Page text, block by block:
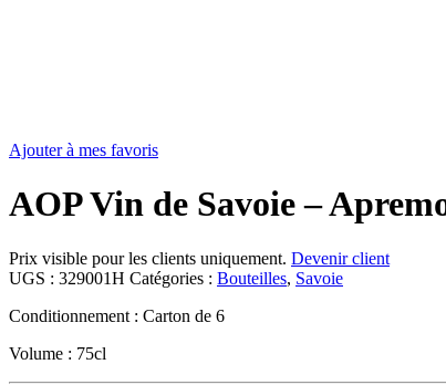
Ajouter à mes favoris
AOP Vin de Savoie –
Prix visible pour les clients uniquement. Devenir client
UGS : 329001H Catégories : Bouteilles, Savoie
Conditionnement : Carton de 6
Volume : 75cl